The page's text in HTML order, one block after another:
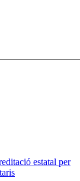
estatal per